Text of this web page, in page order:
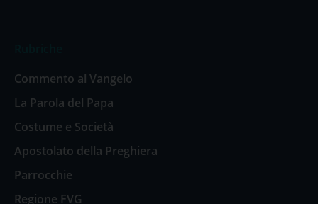
Commento al Vangelo
La Parola del Papa
Costume e Società
Apostolato della Preghiera
Parrocchie
Regione FVG